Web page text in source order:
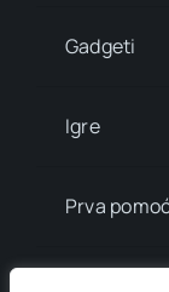
Gadgeti
Igre
Prva pomoć